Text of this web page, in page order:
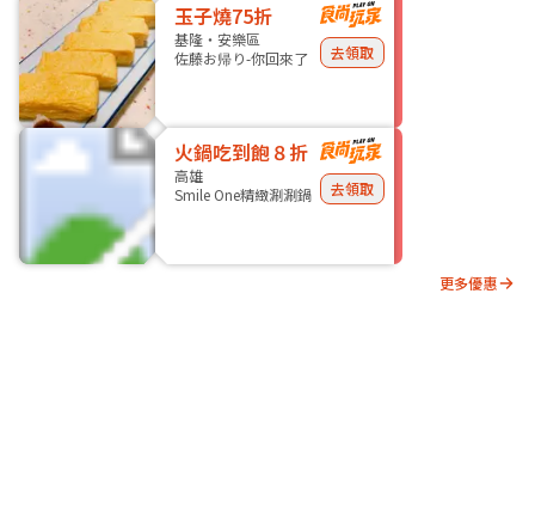
玉子燒75折
基隆・安樂區
佐藤お帰り-你回來了
去領取
火鍋吃到飽８折
高雄
Smile One精緻涮涮鍋
去領取
更多優惠